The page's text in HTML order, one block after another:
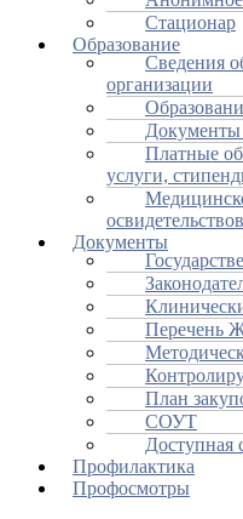
Стационар
Образование
Сведения
организации
Документы
Платные
услуги,
Документы
Перечень
План
СОУТ
Доступная
Профилактика
Профосмотры